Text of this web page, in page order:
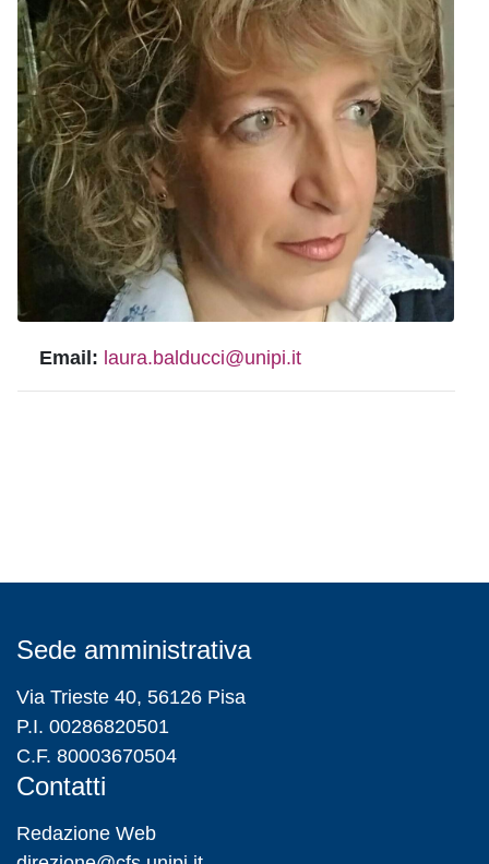
Email: laura.balducci@unipi.it
Sede amministrativa
Via Trieste 40, 56126 Pisa
P.I. 00286820501
C.F. 80003670504
Contatti
Redazione Web